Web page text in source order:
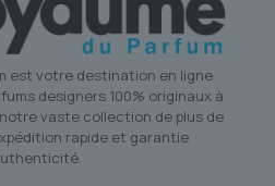
est votre destination en ligne
designers 100% originaux à
vaste collection de plus de
rapide et garantie